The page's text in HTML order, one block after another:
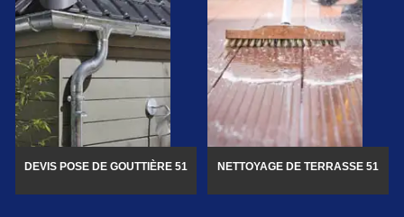
DEVIS POSE DE GOUTTIÈRE 51 NETTOYAGE DE TERRASSE 51